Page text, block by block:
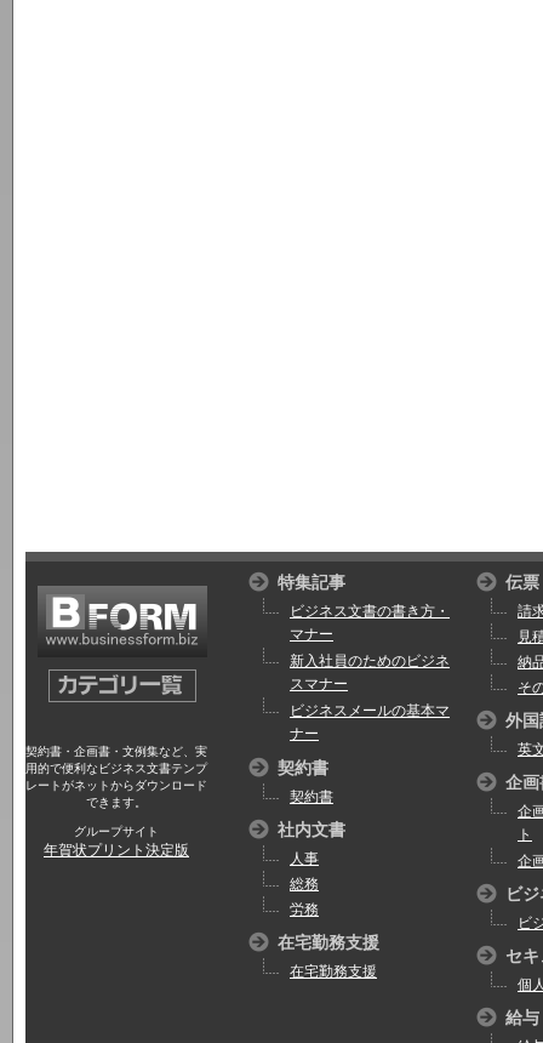
契約書・企画書・文例集など、実
用的で便利なビジネス文書テンプ
レートがネットからダウンロード
できます。
グループサイト
年賀状プリント決定版
特集記事
ビジネス文書の書き方・
マナー
新入社員のためのビジネ
スマナー
ビジネスメールの基本マ
ナー
契約書
契約書
社内文書
人事
総務
労務
在宅勤務支援
在宅勤務支援
伝票
請
見
納
そ
外国
英
企画
企
ト
企
ビ
ビ
セ
個
給与